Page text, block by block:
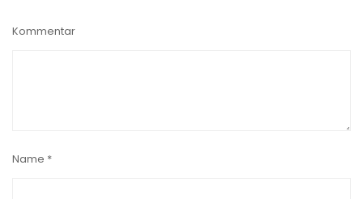
Kommentar
Name *